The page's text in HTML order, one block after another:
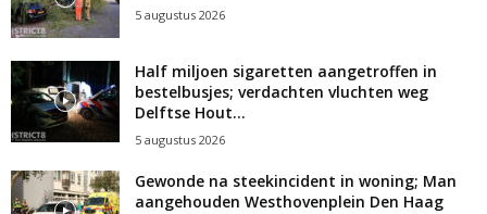
5 augustus 2026
Half miljoen sigaretten aangetroffen in
bestelbusjes; verdachten vluchten weg
Delftse Hout...
5 augustus 2026
Gewonde na steekincident in woning; Man
aangehouden Westhovenplein Den Haag